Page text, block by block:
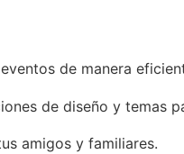
de manera
de diseño y temas
amigos y familiares.